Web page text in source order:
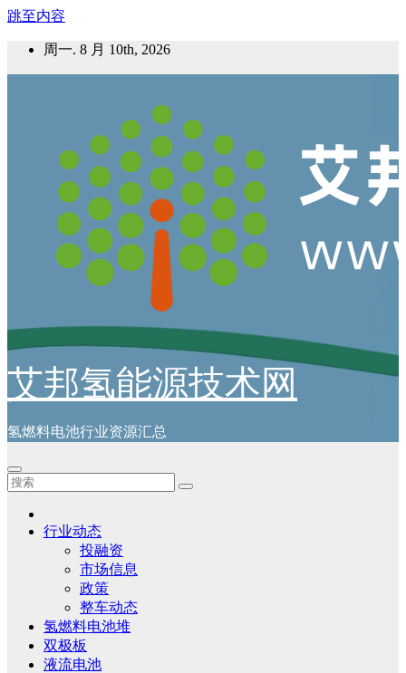
跳至内容
周一. 8 月 10th, 2026
艾邦氢能源技术网
氢燃料电池行业资源汇总
行业动态
投融资
市场信息
政策
整车动态
氢燃料电池堆
双极板
液流电池